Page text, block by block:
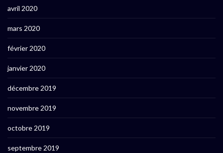
avril 2020
mars 2020
février 2020
janvier 2020
décembre 2019
novembre 2019
octobre 2019
septembre 2019